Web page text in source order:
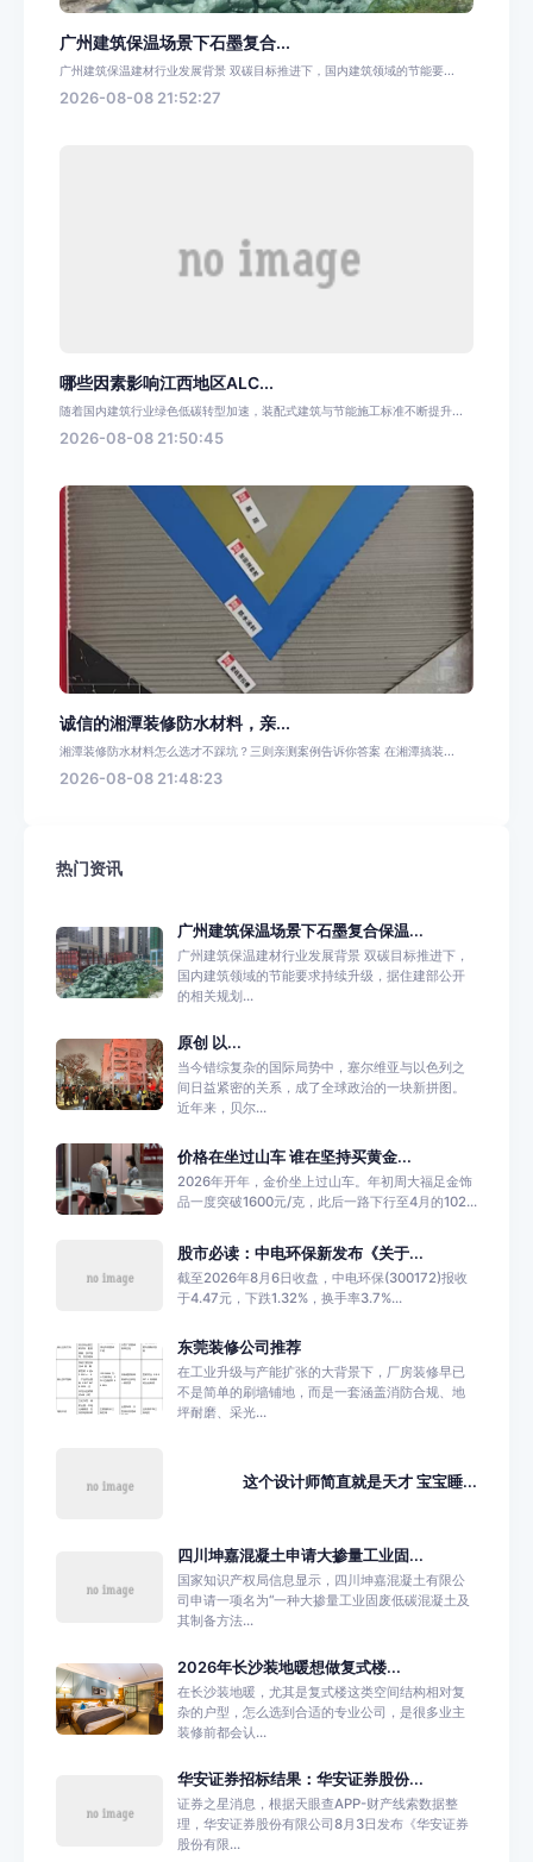
广州建筑保温场景下石墨复合...
广州建筑保温建材行业发展背景 双碳目标推进下，国内建筑领域的节能要...
2026-08-08 21:52:27
哪些因素影响江西地区ALC...
随着国内建筑行业绿色低碳转型加速，装配式建筑与节能施工标准不断提升...
2026-08-08 21:50:45
诚信的湘潭装修防水材料，亲...
湘潭装修防水材料怎么选才不踩坑？三则亲测案例告诉你答案 在湘潭搞装...
2026-08-08 21:48:23
热门资讯
广州建筑保温场景下石墨复合保温...
广州建筑保温建材行业发展背景 双碳目标推进下，
国内建筑领域的节能要求持续升级，据住建部公开
的相关规划...
原创 以...
当今错综复杂的国际局势中，塞尔维亚与以色列之
间日益紧密的关系，成了全球政治的一块新拼图。
近年来，贝尔...
价格在坐过山车 谁在坚持买黄金...
2026年开年，金价坐上过山车。年初周大福足金饰
品一度突破1600元/克，此后一路下行至4月的102...
股市必读：中电环保新发布《关于...
截至2026年8月6日收盘，中电环保(300172)报收
于4.47元，下跌1.32%，换手率3.7%...
东莞装修公司推荐
在工业升级与产能扩张的大背景下，厂房装修早已
不是简单的刷墙铺地，而是一套涵盖消防合规、地
坪耐磨、采光...
这个设计师简直就是天才 宝宝睡...
四川坤嘉混凝土申请大掺量工业固...
国家知识产权局信息显示，四川坤嘉混凝土有限公
司申请一项名为“一种大掺量工业固废低碳混凝土及
其制备方法...
2026年长沙装地暖想做复式楼...
在长沙装地暖，尤其是复式楼这类空间结构相对复
杂的户型，怎么选到合适的专业公司，是很多业主
装修前都会认...
华安证券招标结果：华安证券股份...
证券之星消息，根据天眼查APP-财产线索数据整
理，华安证券股份有限公司8月3日发布《华安证券
股份有限...